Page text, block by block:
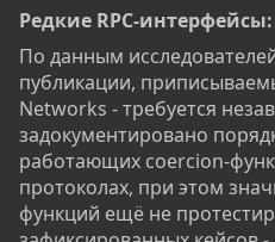
Редкие RPC-интерфейсы:
По данным
публикации,
Networks - требуется
задокументировано
работающих coercion-
протоколах, при этом
функций ещё не